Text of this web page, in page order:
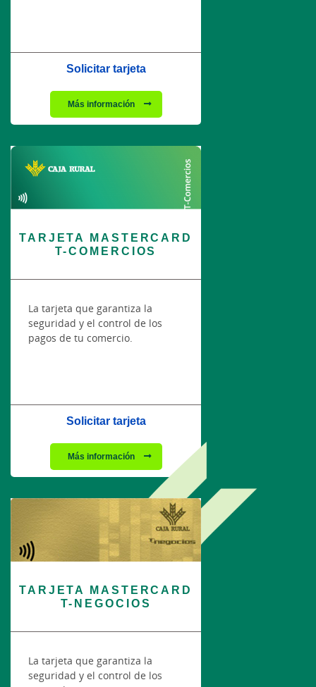
Solicitar tarjeta
Más información
TARJETA MASTERCARD
T-COMERCIOS
La tarjeta que garantiza la
seguridad y el control de los
pagos de tu comercio.
Solicitar tarjeta
Más información
TARJETA MASTERCARD
T-NEGOCIOS
La tarjeta que garantiza la
seguridad y el control de los